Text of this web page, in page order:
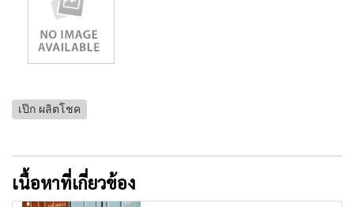
เป๊ก ผลิตโชค
เนื้อหาที่เกี่ยวข้อง